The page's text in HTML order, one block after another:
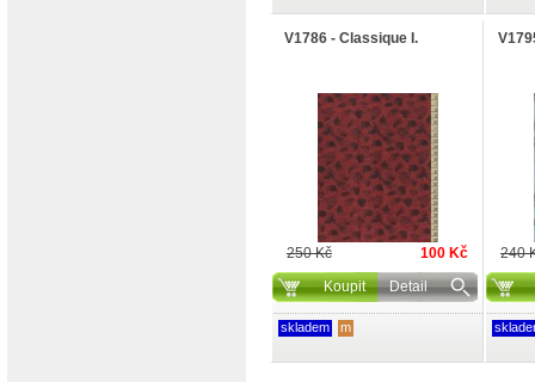
V1786 - Classique I.
250 Kč
100 Kč
Koupit
Detail
skladem m
240